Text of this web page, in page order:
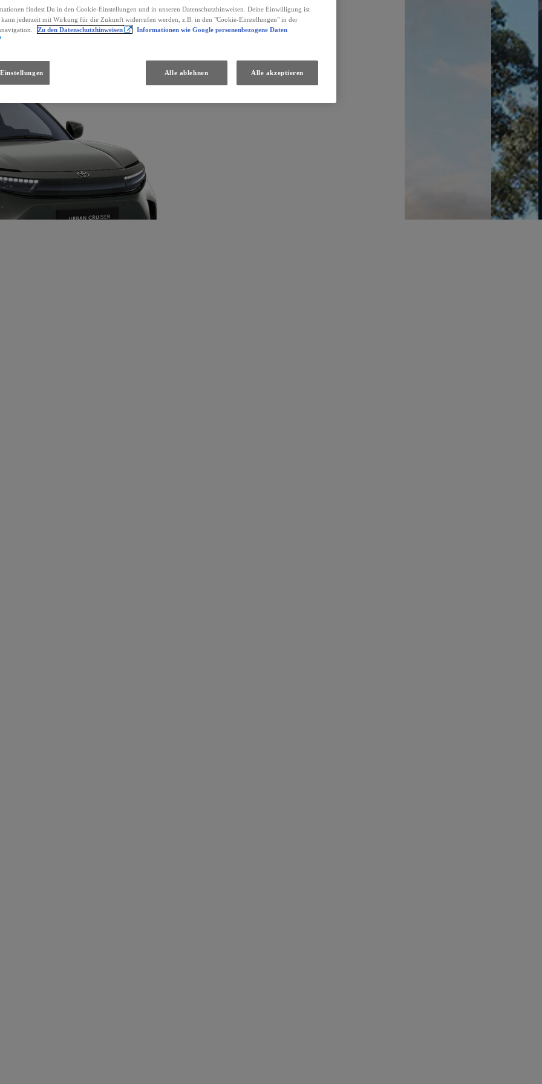
findest Du in den Cookie-Einstellungen und in unseren Datenschutzhinweisen. Deine Einwilligung ist
jederzeit mit Wirkung für die Zukunft widerrufen werden, z.B. in den "Cookie-Einstellungen" in der
Zu den Datenschutzhinweisen
Informationen wie Google personenbezogene Daten
Alle ablehnen Alle akzeptieren